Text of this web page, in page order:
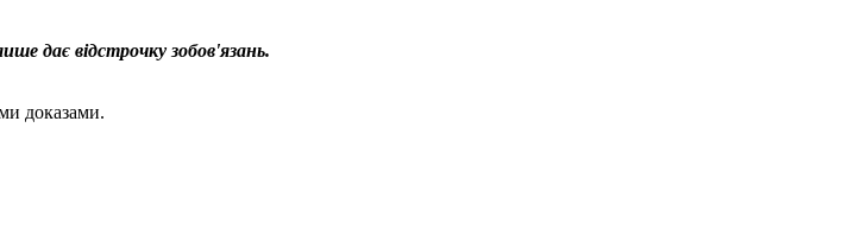
дає відстрочку зобов'язань.
доказами.